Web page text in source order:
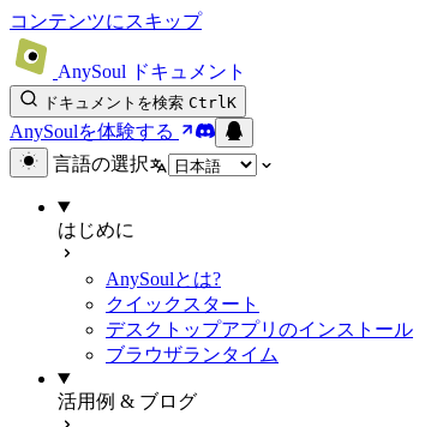
コンテンツにスキップ
AnySoul ドキュメント
ドキュメントを検索 CtrlK
AnySoulを体験する
言語の選択
はじめに
AnySoulとは?
クイックスタート
デスクトップアプリのインストール
ブラウザランタイム
活用例 & ブログ